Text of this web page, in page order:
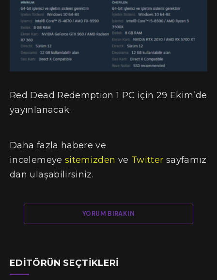
Red Dead Redemption 1 PC için 29 Ekim’de
yayınlanacak.
Daha fazla habere ve
incelemeye sitemizden ve Twitter sayfamız
dan ulaşabilirsiniz.
YORUM BIRAKIN
EDITÖRÜN SEÇTIKLERI